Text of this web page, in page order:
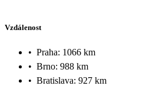
Vzdálenost
• Praha: 1066 km
• Brno: 988 km
• Bratislava: 927 km